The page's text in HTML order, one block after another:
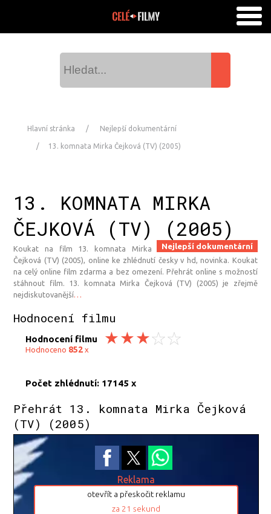
Hlavní stránka Nejlepší dokumentární
13. komnata Mirka Čejková (TV) (2005)
13. KOMNATA MIRKA
ČEJKOVÁ (TV) (2005)
Nejlepší dokumentární
Koukat na film 13. komnata Mirka
Čejková (TV) (2005), online ke zhlédnutí česky v hd, novinka. Koukat
na celý online film zdarma a bez omezení. Přehrát online s možností
stáhnout film. 13. komnata Mirka Čejková (TV) (2005) je zřejmě
nejdiskutovanější
Hodnocení filmu
Hodnocení filmu
Hodnoceno 852x
Počet zhlédnutí: 17145 x
Přehrát 13. komnata Mirka Čejková
(TV) (2005)
Reklama
otevřít a přeskočit reklamu
za 20 sekund